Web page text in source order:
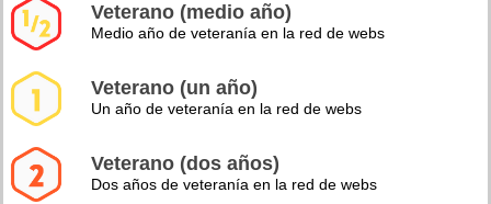
Veterano (medio año)
Medio año de veteranía en la red de webs
Veterano (un año)
Un año de veteranía en la red de webs
Veterano (dos años)
Dos años de veteranía en la red de webs